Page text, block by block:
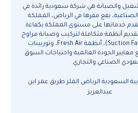
والصيانة هي شركة سعودية رائدة في
يقع مقرها في الرياض، المملكة
خدماتها على مستوى المملكة بكفاءة
أنظمة متكاملة لتركيب وصيانة مراوح
الشفط المركزية (Suction Fans)، أنظمة Fresh Air، وتوربينات
معايير الجودة العالمية واحتياجات السوق
الصناعي والتجاري.
السعودية الرياض الملز طريق عمر ابن
عبدالعزيز